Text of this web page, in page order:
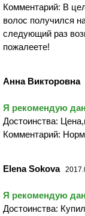
Комментарий: В
волос получился
следующий раз
пожалеете!
Анна Викторовна
Я рекомендую
Достоинства:
Комментарий:
Elena Sokova
Я рекомендую
Достоинства: